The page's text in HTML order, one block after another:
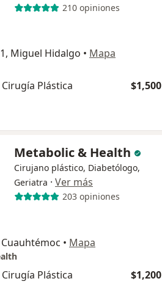
210 opiniones
Miguel Hidalgo • Mapa
Plástica $1,500
Metabolic & Health
Cirujano plástico, Diabetólogo,
Geriatra · Ver más
203 opiniones
• Mapa
Plástica
$1,200